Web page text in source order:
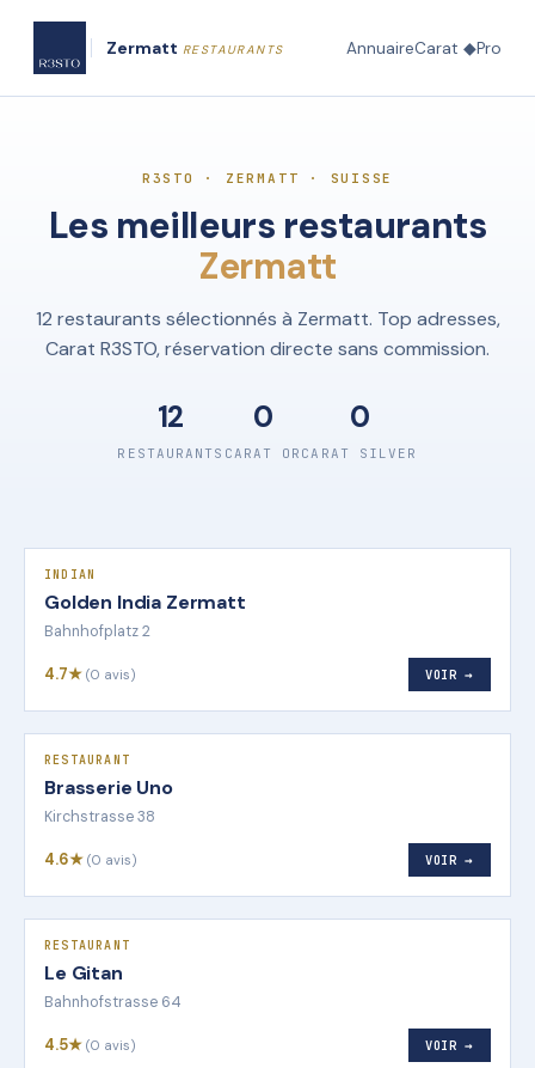
Zermatt RESTAURANTS AnnuaireCarat ◆Pro
R3STO · ZERMATT · SUISSE
Les meilleurs restaurants
Zermatt
12 restaurants sélectionnés à Zermatt. Top adresses,
Carat R3STO, réservation directe sans commission.
12
RESTAURANTS
0
CARAT OR
0
CARAT SILVER
INDIAN
Golden India Zermatt
Bahnhofplatz 2
4.7★ (0 avis) VOIR →
RESTAURANT
Brasserie Uno
Kirchstrasse 38
4.6★ (0 avis) VOIR →
RESTAURANT
Le Gitan
Bahnhofstrasse 64
4.5★ (0 avis) VOIR →